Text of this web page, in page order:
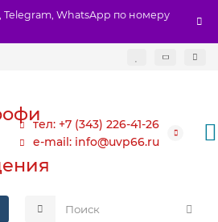
Telegram, WhatsApp по номеру
тел: +7 (343) 226-41-26
e-mail: info@uvp66.ru